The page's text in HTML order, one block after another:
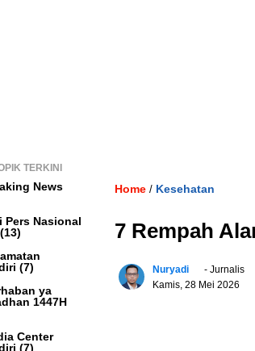
TERKINI
News
Pers Nasional
(7)
ya
1447H
Center
(7)
Home / Kesehatan
7 Rempah
Nuryadi
- Jurnalis
Kamis, 28 Mei 2026